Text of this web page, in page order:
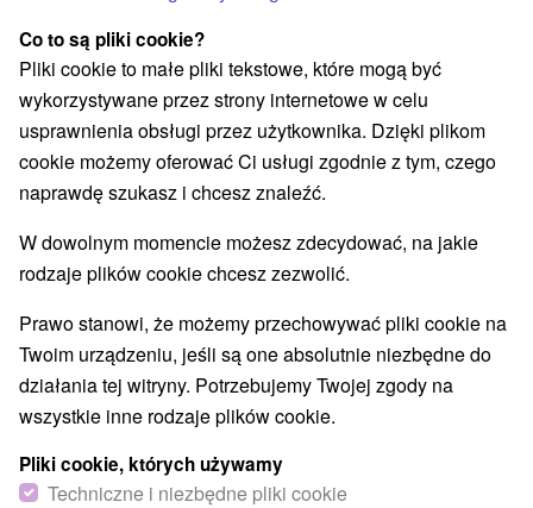
Drevenice(1)
Wybierz lokalizację lub datę
WSZYSTKO NAJTAŃSZE NAJDROŻSZE NA
Co to są pliki cookie?
Pliki cookie to małe pliki tekstowe, które mogą być
wykorzystywane przez strony internetowe w celu
usprawnienia obsługi przez użytkownika. Dzięki plikom
cookie możemy oferować Ci usługi zgodnie z tym, czego
naprawdę szukasz i chcesz znaleźć.
W dowolnym momencie możesz zdecydować, na jakie
rodzaje plików cookie chcesz zezwolić.
Prawo stanowi, że możemy przechowywać pliki cookie na
Twoim urządzeniu, jeśli są one absolutnie niezbędne do
działania tej witryny. Potrzebujemy Twojej zgody na
wszystkie inne rodzaje plików cookie.
Pliki cookie, których używamy
Techniczne i niezbędne pliki cookie